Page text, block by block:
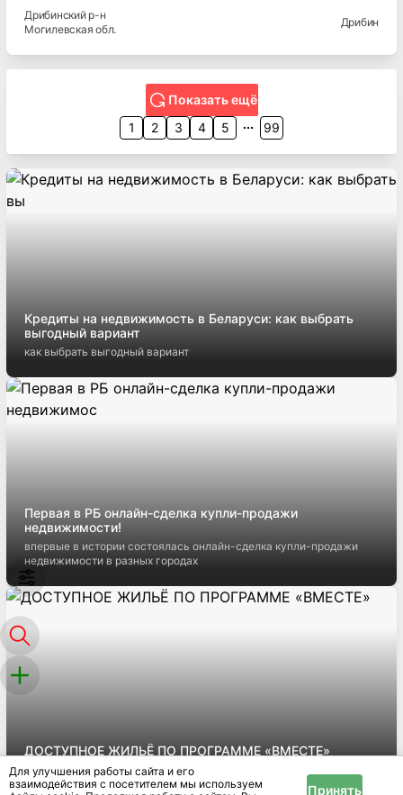
Дрибинскийр-н
Могилевская обл.
Дрибин
Показать ещё
1
2 3 4 5 99
Кредиты на недвижимость в Беларуси: как выбрать
выгодный вариант
как выбрать выгодный вариант
Первая в РБ онлайн-сделка купли-продажи
недвижимости!
впервые в истории состоялась онлайн-сделка купли-продажи
недвижимости в разных городах
ДОСТУПНОЕ ЖИЛЬЁ ПО ПРОГРАММЕ «ВМЕСТЕ»
Квартиры в рассрочку без справок о доходах и поручителей
Для улучшения работы сайта и его
взаимодействия с посетителем мы используем
Принять